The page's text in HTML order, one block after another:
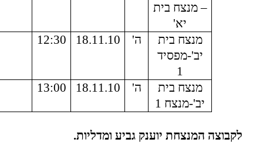
– מנצח בית
יא'
מנצח בית
יב'-מפסיד
1
ה' 18.11.10
12:30
מנצח בית
יב'-מנצח 1
ה' 18.11.10
13:00
לקבוצה המנצחת יוענק גביע ומדליות.